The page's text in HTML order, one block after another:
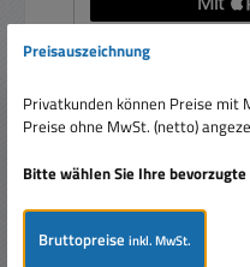
%Rabatt
Preisauszeichnung
Privatkunden können Preise mit
Preise ohne MwSt. (netto)
Bitte wählen Sie Ihre
Bruttopreiseinkl. MwSt.